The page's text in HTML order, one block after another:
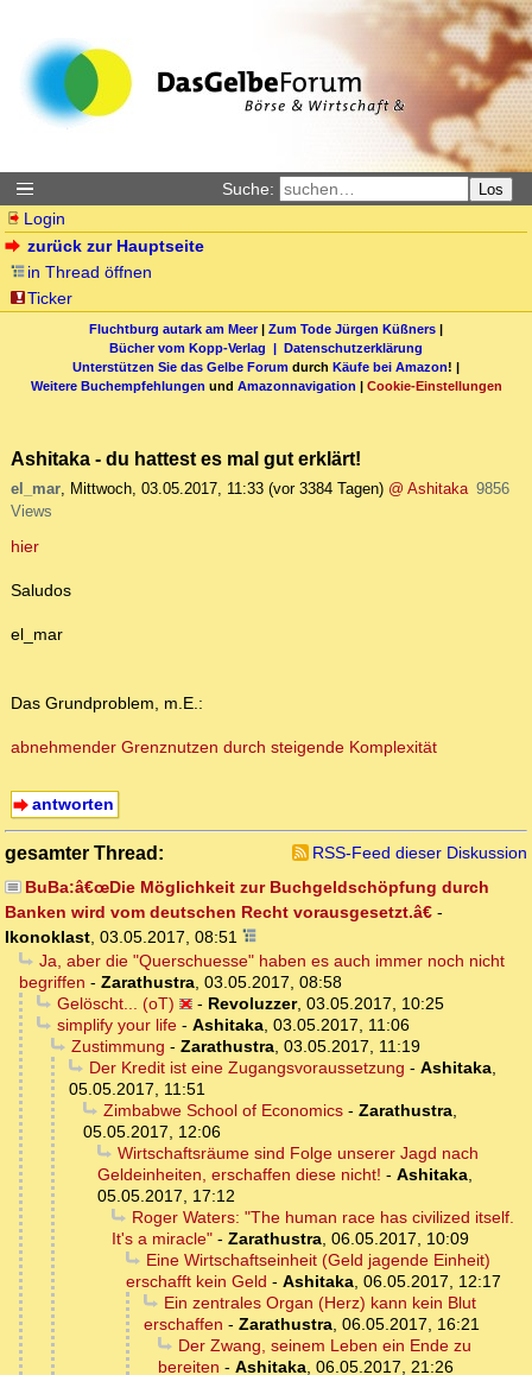
Suche: Los
Login
zurück zur Hauptseite
in Thread öffnen
Ticker
Fluchtburg autark am Meer| Zum Tode Jürgen Küßners |
Bücher vom Kopp-Verlag | Datenschutzerklärung
Unterstützen Sie das Gelbe Forum durch Käufe bei Amazon! |
Weitere Buchempfehlungen und Amazonnavigation | Cookie-Einstellungen
Ashitaka - du hattest es mal gut erklärt!
el_mar, Mittwoch, 03.05.2017, 11:33 (vor 3384 Tagen) @ Ashitaka 9856
Views
hier
Saludos
el_mar
Das Grundproblem, m.E.:
abnehmender Grenznutzen durch steigende Komplexität
antworten
gesamter Thread:
RSS-Feed dieser Diskussion
BuBa:â€œDie Möglichkeit zur Buchgeldschöpfung durch
Banken wird vom deutschen Recht vorausgesetzt.â€ -
Ikonoklast, 03.05.2017, 08:51
Ja, aber die "Querschuesse" haben es auch immer noch nicht
begriffen - Zarathustra, 03.05.2017, 08:58
Gelöscht... (oT)
- Revoluzzer, 03.05.2017, 10:25
simplify your life- Ashitaka, 03.05.2017, 11:06
Zustimmung - Zarathustra, 03.05.2017, 11:19
Der Kredit ist eine Zugangsvoraussetzung - Ashitaka,
05.05.2017, 11:51
Zimbabwe School of Economics- Zarathustra,
05.05.2017, 12:06
Wirtschaftsräume sind Folge unserer Jagd nach
Geldeinheiten, erschaffen diese nicht! - Ashitaka,
05.05.2017, 17:12
Roger Waters: "The human race has civilized itself.
It's a miracle" - Zarathustra, 06.05.2017, 10:09
Eine Wirtschaftseinheit (Geld jagende Einheit)
erschafft kein Geld - Ashitaka, 06.05.2017, 12:17
Ein zentrales Organ (Herz) kann kein Blut
erschaffen - Zarathustra, 06.05.2017, 16:21
Der Zwang, seinem Leben ein Ende zu
bereiten - Ashitaka, 06.05.2017, 21:26